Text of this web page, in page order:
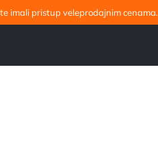
imali pristup veleprodajnim cenama.